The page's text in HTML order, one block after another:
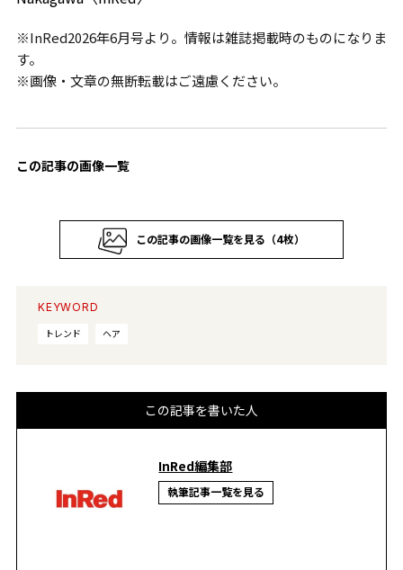
※InRed2026年6月号より。情報は雑誌掲載時のものになりま
す。
※画像・文章の無断転載はご遠慮ください。
この記事の画像一覧
この記事の画像一覧を見る（4枚）
KEYWORD
トレンド
ヘア
この記事を書いた人
InRed編集部
執筆記事一覧を見る